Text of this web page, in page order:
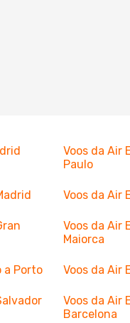
Voos da Air
Paulo
Voos da Air
Voos da Air
Maiorca
a Porto Voos da Air
Voos da Air
Barcelona